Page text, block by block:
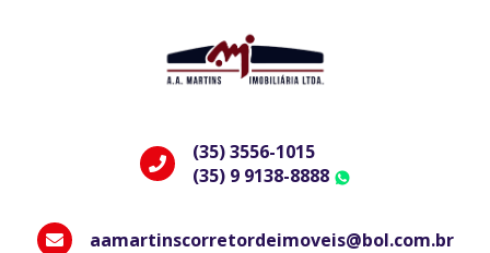
(35) 3556-1015
(35) 9 9138-8888
aamartinscorretordeimoveis@bol.com.br